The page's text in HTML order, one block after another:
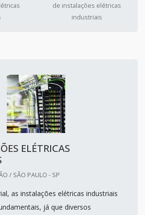
de instalações elétricas
industriais
ELÉTRICAS
/ SÃO PAULO - SP
as instalações elétricas industriais
já que diversos